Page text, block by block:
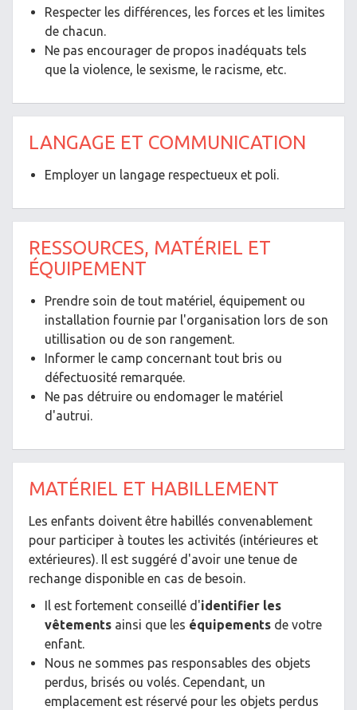
Respecter les différences, les forces et les limites
de chacun.
Ne pas encourager de propos inadéquats tels
que la violence, le sexisme, le racisme, etc.
LANGAGE ET COMMUNICATION
Employer un langage respectueux et poli.
RESSOURCES, MATÉRIEL ET
ÉQUIPEMENT
Prendre soin de tout matériel, équipement ou
installation fournie par l'organisation lors de son
utillisation ou de son rangement.
Informer le camp concernant tout bris ou
défectuosité remarquée.
Ne pas détruire ou endomager le matériel
d'autrui.
MATÉRIEL ET HABILLEMENT
Les enfants doivent être habillés convenablement
pour participer à toutes les activités (intérieures et
extérieures). Il est suggéré d'avoir une tenue de
rechange disponible en cas de besoin.
Il est fortement conseillé d'identifier les
vêtements ainsi que les équipements de votre
enfant.
Nous ne sommes pas responsables des objets
perdus, brisés ou volés. Cependant, un
emplacement est réservé pour les objets perdus